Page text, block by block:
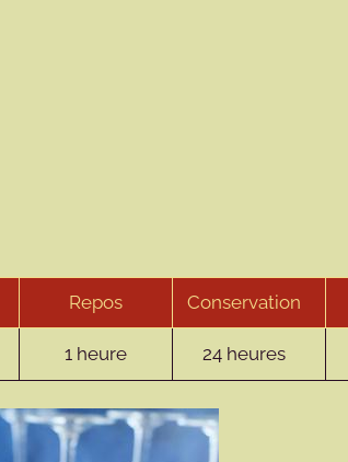
Repos Conservation
1 heure 24 heures